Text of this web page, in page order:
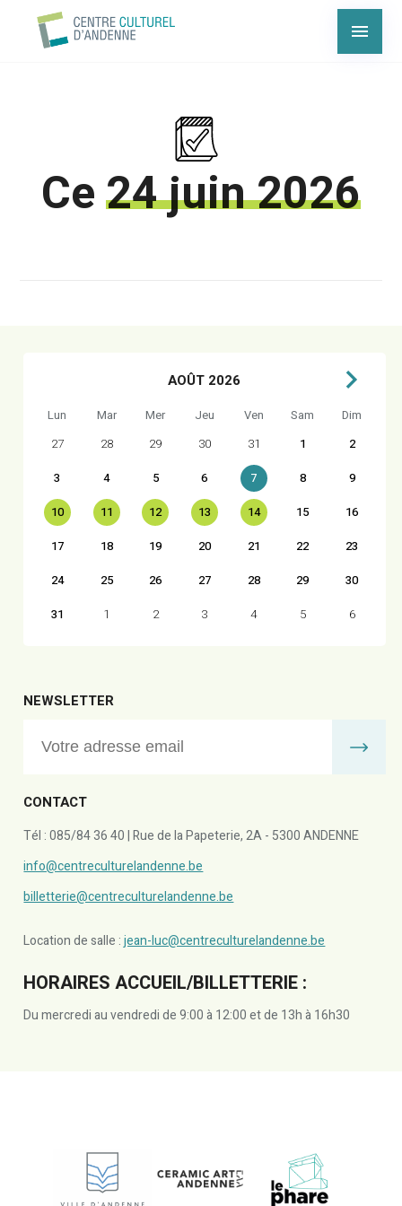
Ce24 juin 2026
AOÛT 2026
Lun Mar Mer Jeu Ven Sam
Dim
27
28 29 30 31 1
2
3
4 5 6 7 8
9
10
11 12 13 14 15
16
17
18 19 20 21 22
23
24
25 26 27 28 29
30
31
1 2 3 4 5 6
NEWSLETTER
CONTACT
Tél : 085/84 36 40 | Rue de la Papeterie, 2A - 5300 ANDENNE
info@centreculturelandenne.be
billetterie@centreculturelandenne.be
Location de salle :jean-luc@centreculturelandenne.be
HORAIRES ACCUEIL/BILLETTERIE :
Du mercredi au vendredi de 9:00 à 12:00 et de 13h à 16h30